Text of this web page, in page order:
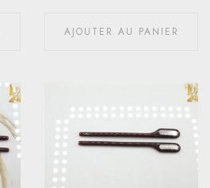
AJOUTER AU PANIER